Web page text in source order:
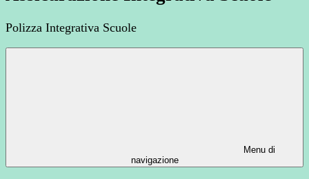
Polizza Integrativa Scuole
Menu di
navigazione